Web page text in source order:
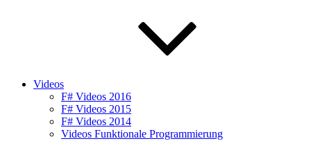
Videos
F# Videos 2016
F# Videos 2015
F# Videos 2014
Videos Funktionale Programmierung